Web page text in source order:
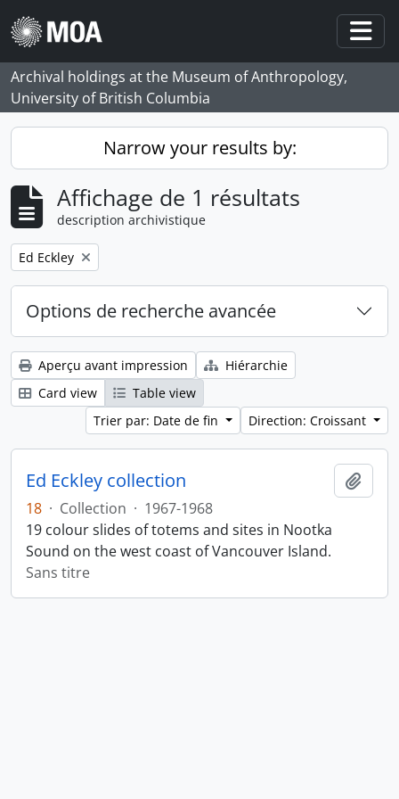
Skip to main content
Archival holdings at the Museum of Anthropology,
University of British Columbia
Narrow your results by:
Affichage de 1 résultats
description archivistique
Remove filter:
Ed Eckley
Options de recherche avancée
Aperçu avant impression
Hiérarchie
Card view
Table view
Trier par: Date de fin
Direction: Croissant
Ed Eckley collection
18 · Collection · 1967-1968
19 colour slides of totems and sites in Nootka
Sound on the west coast of Vancouver Island.
Sans titre